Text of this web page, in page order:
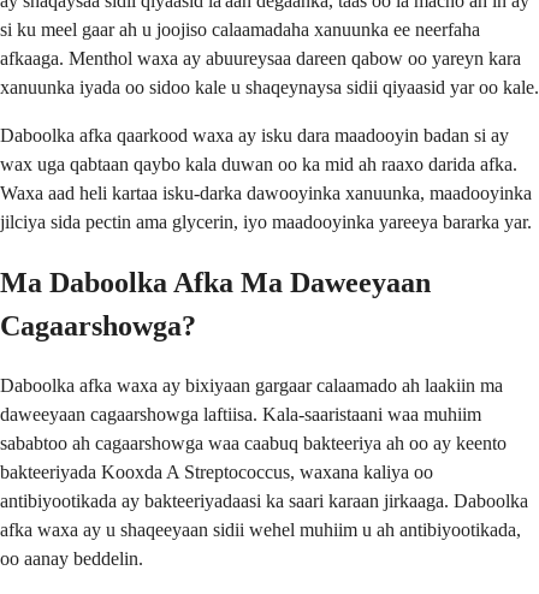
si ku meel gaar ah u joojiso calaamadaha xanuunka ee neerfaha
afkaaga. Menthol waxa ay abuureysaa dareen qabow oo yareyn kara
xanuunka iyada oo sidoo kale u shaqeynaysa sidii qiyaasid yar oo kale.
Daboolka afka qaarkood waxa ay isku dara maadooyin badan si ay
wax uga qabtaan qaybo kala duwan oo ka mid ah raaxo darida afka.
Waxa aad heli kartaa isku-darka dawooyinka xanuunka, maadooyinka
jilciya sida pectin ama glycerin, iyo maadooyinka yareeya bararka yar.
Ma Daboolka Afka Ma Daweeyaan
Cagaarshowga?
Daboolka afka waxa ay bixiyaan gargaar calaamado ah laakiin ma
daweeyaan cagaarshowga laftiisa. Kala-saaristaani waa muhiim
sababtoo ah cagaarshowga waa caabuq bakteeriya ah oo ay keento
bakteeriyada Kooxda A Streptococcus, waxana kaliya oo
antibiyootikada ay bakteeriyadaasi ka saari karaan jirkaaga. Daboolka
afka waxa ay u shaqeeyaan sidii wehel muhiim u ah antibiyootikada,
oo aanay beddelin.